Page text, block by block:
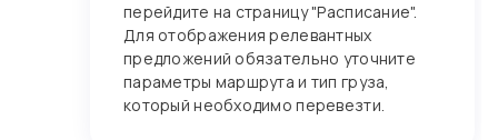
перейдите на страницу "Расписание".
Для отображения релевантных
предложений обязательно уточните
параметры маршрута и тип груза,
который необходимо перевезти.